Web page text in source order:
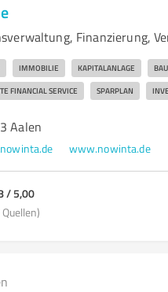
Finanzierung,
IMMOBILIE KAPITALANLAGE
FINANCIAL SERVICE SPARPLAN
Aalen
www.nowinta.de
/ 5,00